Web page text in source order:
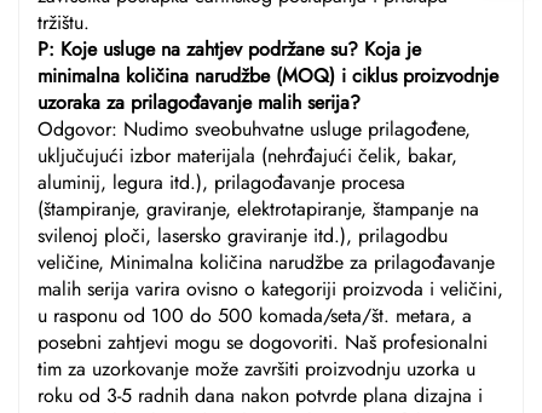
tržištu.
P: Koje usluge na zahtjev podržane su? Koja je
minimalna količina narudžbe (MOQ) i ciklus proizvodnje
uzoraka za prilagođavanje malih serija?
Odgovor: Nudimo sveobuhvatne usluge prilagođene,
uključujući izbor materijala (nehrđajući čelik, bakar,
aluminij, legura itd.), prilagođavanje procesa
(štampiranje, graviranje, elektrotapiranje, štampanje na
svilenoj ploči, lasersko graviranje itd.), prilagodbu
veličine, Minimalna količina narudžbe za prilagođavanje
malih serija varira ovisno o kategoriji proizvoda i veličini,
u rasponu od 100 do 500 komada/seta/št. metara, a
posebni zahtjevi mogu se dogovoriti. Naš profesionalni
tim za uzorkovanje može završiti proizvodnju uzorka u
roku od 3-5 radnih dana nakon potvrde plana dizajna i